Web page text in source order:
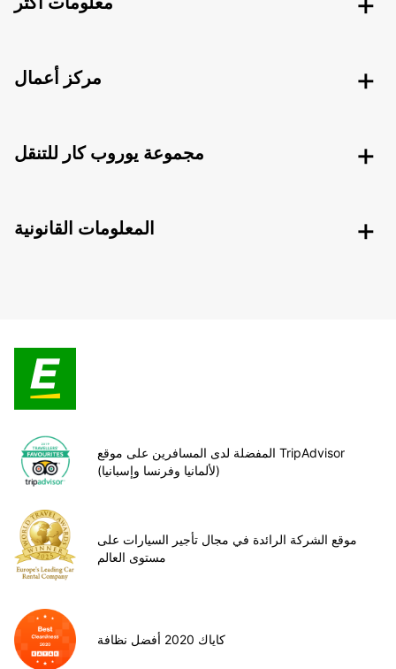
مركز أعمال
مجموعة يوروب كار للتنقل
المعلومات القانونية
المفضلة لدى المسافرين على موقع TripAdvisor
(لألمانيا وفرنسا وإسبانيا)
موقع الشركة الرائدة في مجال تأجير السيارات على
مستوى العالم
كاياك 2020 أفضل نظافة